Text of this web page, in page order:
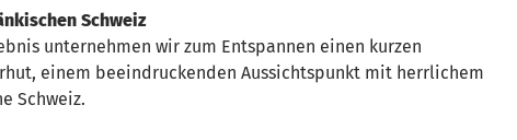
Schweiz
unternehmen wir zum Entspannen einen kurzen
einem beeindruckenden Aussichtspunkt mit herrlichem
Schweiz.